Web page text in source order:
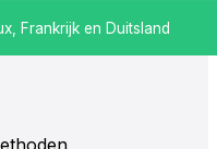
Frankrijk en Duitsland